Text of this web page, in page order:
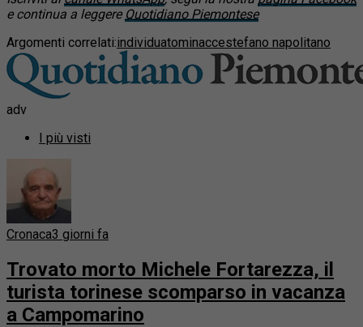
e continua a leggere Quotidiano Piemontese
Argomenti correlati:individuatominaccestefano napolitano
adv
I più visti
Cronaca3 giorni fa
Trovato morto Michele Fortarezza, il
turista torinese scomparso in vacanza
a Campomarino